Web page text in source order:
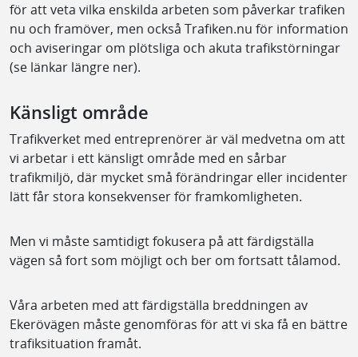
Arbetet med att färdigställa breddningen av Ekerövägen
pågår på flera platser samtidigt. Vi har just nu en trång
passage från Kantonkorsningen och genom världsarvet,
med ett körfält i vardera riktningen.
Vi rekommenderar därför att hålla sig informerad om
trafikläget. Det går att göra via Ekerövägens webbsida
för att veta vilka enskilda arbeten som påverkar trafiken
nu och framöver, men också Trafiken.nu för information
och aviseringar om plötsliga och akuta trafikstörningar
Känsligt område
vi arbetar i ett känsligt område med en sårbar
trafikmiljö, där mycket små förändringar eller incidenter
lätt får stora konsekvenser för framkomligheten.